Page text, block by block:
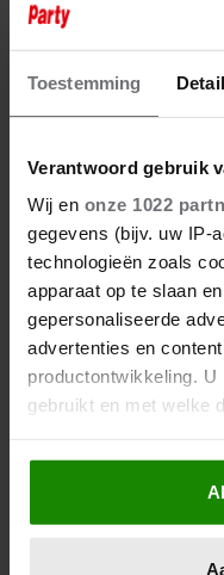
Toestemming
Verantwoord gebruik
Wij en onze 1022
gegevens (bijv. uw IP-
technologieën zoals
apparaat op te slaan
gepersonaliseerde
advertenties en
productontwikkeling.
gebruikt en met welke
Als u het toestaat,
Informatie
locatie, die tot een
RACHEL
RECHTBANK